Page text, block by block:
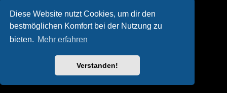
Diese Website nutzt Cookies, um dir den
bestmöglichen Komfort bei der Nutzung zu
bieten. Mehr erfahren
Verstanden!